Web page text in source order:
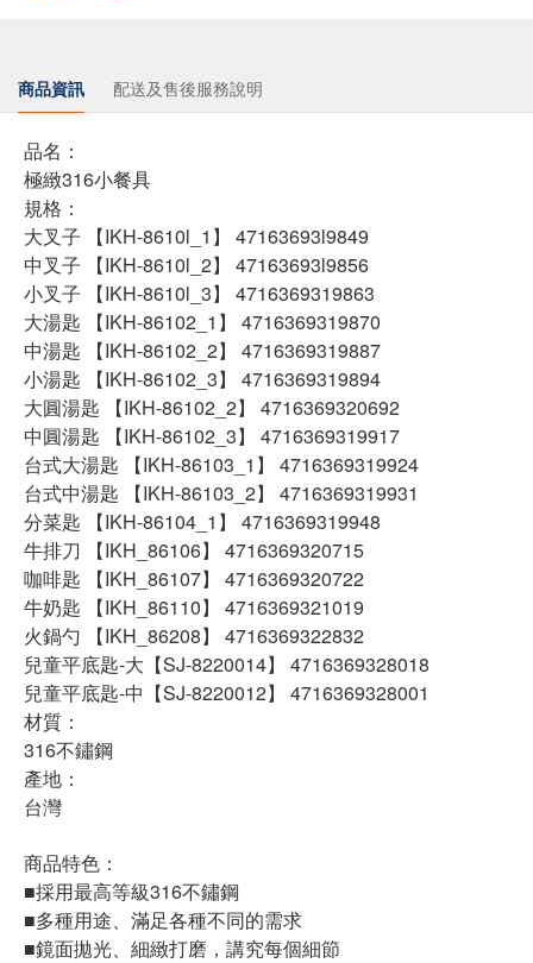
商品資訊 配送及售後服務說明
品名：
極緻316小餐具
規格：
大叉子 【IKH-8610l_1】 47163693l9849
中叉子 【IKH-8610l_2】 47163693l9856
小叉子 【IKH-8610l_3】 4716369319863
大湯匙 【IKH-86102_1】 4716369319870
中湯匙 【IKH-86102_2】 4716369319887
小湯匙 【IKH-86102_3】 4716369319894
大圓湯匙 【IKH-86102_2】 4716369320692
中圓湯匙 【IKH-86102_3】 4716369319917
台式大湯匙 【IKH-86103_1】 4716369319924
台式中湯匙 【IKH-86103_2】 4716369319931
分菜匙 【IKH-86104_1】 4716369319948
牛排刀 【IKH_86106】 4716369320715
咖啡匙 【IKH_86107】 4716369320722
牛奶匙 【IKH_86110】 4716369321019
火鍋勺 【IKH_86208】 4716369322832
兒童平底匙-大【SJ-8220014】 4716369328018
兒童平底匙-中【SJ-8220012】 4716369328001
材質：
316不鏽鋼
產地：
台灣
商品特色：
■採用最高等級316不鏽鋼
■多種用途、滿足各種不同的需求
■鏡面拋光、細緻打磨，講究每個細節